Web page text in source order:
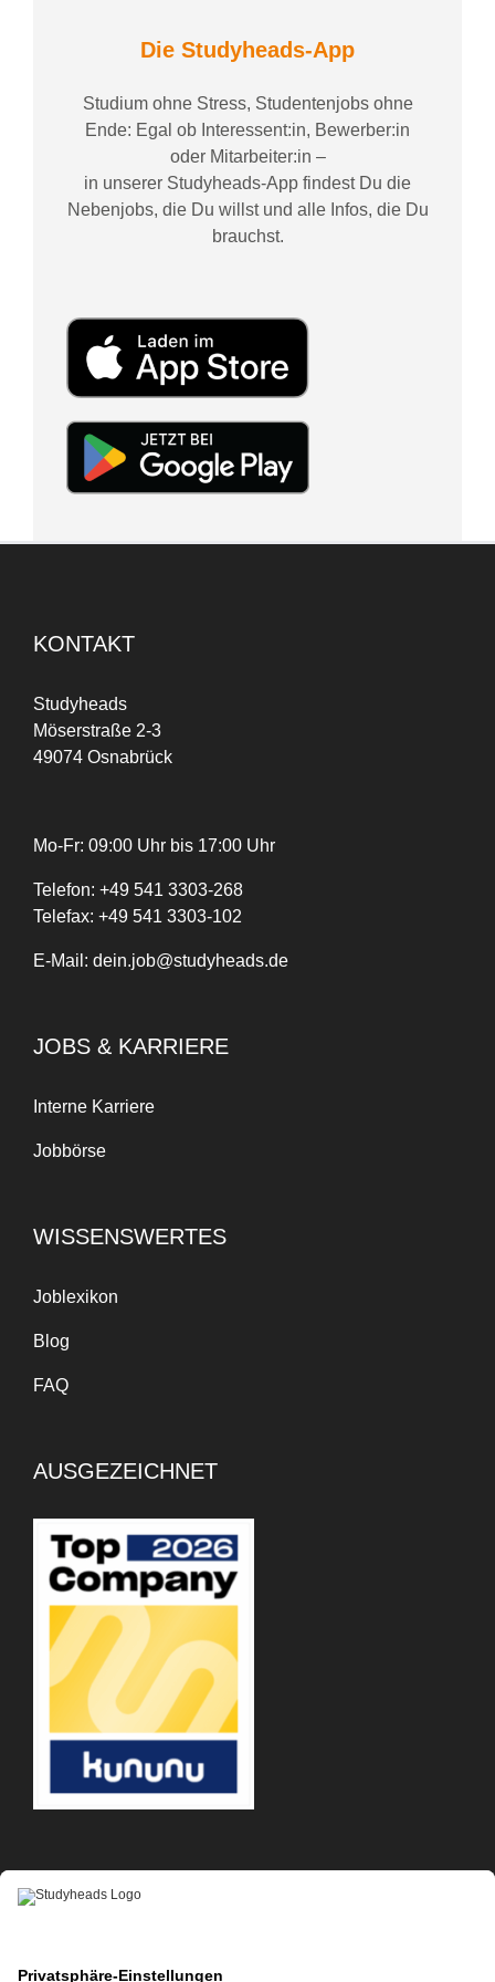
Die Studyheads-App
Studium ohne Stress, Studentenjobs ohne
Ende: Egal ob Interessent:in, Bewerber:in
oder Mitarbeiter:in –
in unserer Studyheads-App findest Du die
Nebenjobs, die Du willst und alle Infos, die Du
brauchst.
KONTAKT
Studyheads
Möserstraße 2-3
49074 Osnabrück
Mo-Fr: 09:00 Uhr bis 17:00 Uhr
Telefon: +49 541 3303-268
Telefax: +49 541 3303-102
E-Mail: dein.job@studyheads.de
JOBS & KARRIERE
Interne Karriere
Jobbörse
WISSENSWERTES
Joblexikon
Blog
FAQ
AUSGEZEICHNET